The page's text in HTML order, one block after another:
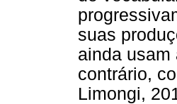
suas
ainda usam
contrário,
Limongi,